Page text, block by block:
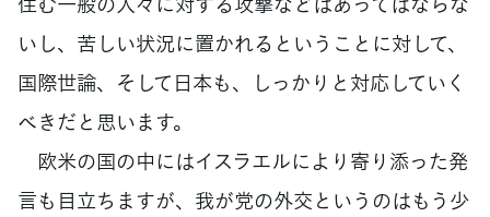
いし、苦しい状況に置かれるということに対して、
国際世論、そして日本も、しっかりと対応していく
べきだと思います。
欧米の国の中にはイスラエルにより寄り添った発
言も目立ちますが、我が党の外交というのはもう少